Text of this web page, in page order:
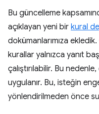
Bu güncelleme
açıklayan yeni bir kural
dokümanlarımıza
kurallar yalnızca yanıt
çalıştırılabilir. Bu
uygulanır. Bu, isteğin
yönlendirilmeden önce